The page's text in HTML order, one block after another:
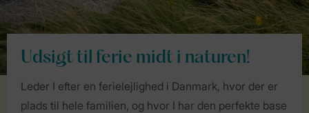
Udsigt til ferie midt i naturen!
Leder I efter en ferielejlighed i Danmark, hvor der er
plads til hele familien, og hvor I har den perfekte base